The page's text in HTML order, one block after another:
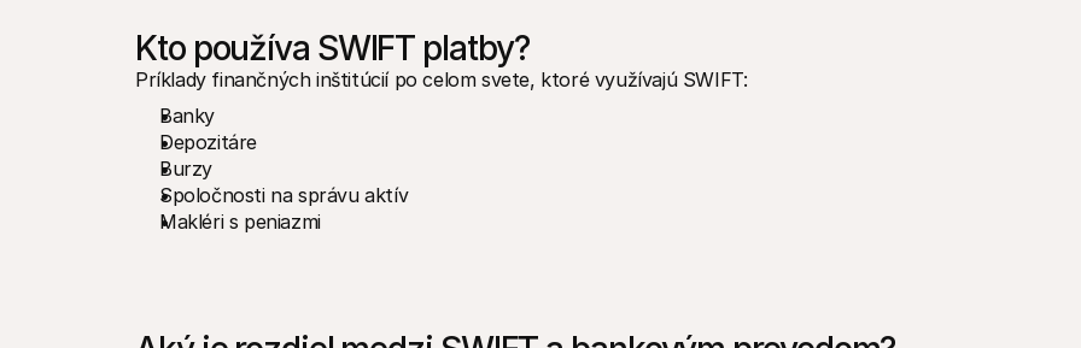
Kto používa SWIFT platby?
Príklady finančných inštitúcií po celom svete, ktoré využívajú SWIFT:
Banky
Depozitáre
Burzy
Spoločnosti na správu aktív
Makléri s peniazmi